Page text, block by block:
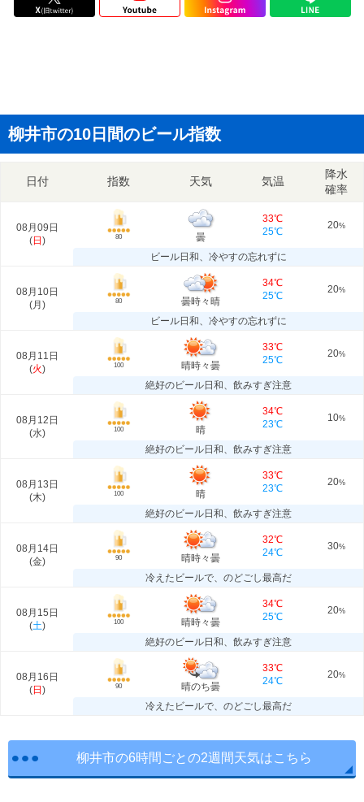
柳井市の10日間のビール指数
日付 指数 天気 気温
降水
確率
08月09日
(日 ) 80 曇
33℃
25℃
20%
ビール日和、冷やすの忘れずに
08月10日
(月 ) 80 曇時々晴
34℃
25℃
20%
ビール日和、冷やすの忘れずに
08月11日
(火) 100 晴時々曇
33℃
25℃
20%
絶好のビール日和、飲みすぎ注意
08月12日
(水) 100 晴
34℃
23℃
10%
絶好のビール日和、飲みすぎ注意
08月13日
(木) 100 晴
33℃
23℃
20%
絶好のビール日和、飲みすぎ注意
08月14日
(金) 90 晴時々曇
32℃
24℃
30%
冷えたビールで、のどごし最高だ
08月15日
(土) 100 晴時々曇
34℃
25℃
20%
絶好のビール日和、飲みすぎ注意
08月16日
(日 ) 90 晴のち曇
33℃
24℃
20%
冷えたビールで、のどごし最高だ
柳井市の6時間ごとの2週間天気はこちら